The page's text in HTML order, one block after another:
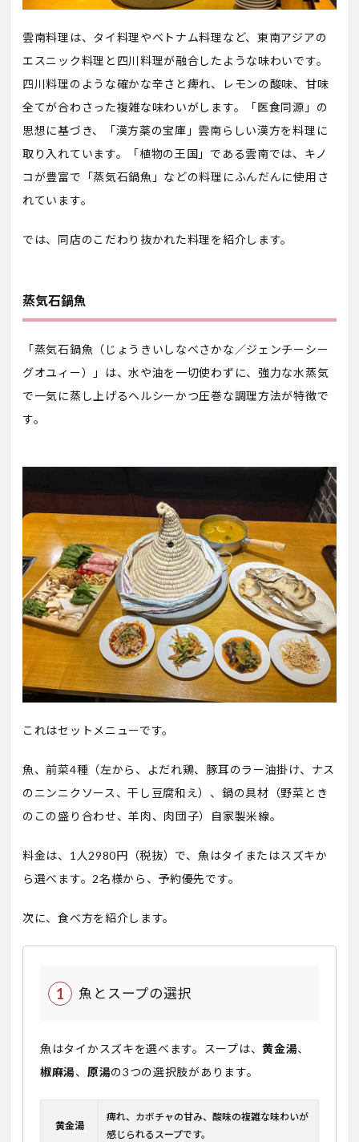
雲南料理は、タイ料理やベトナム料理など、東南アジアの
エスニック料理と四川料理が融合したような味わいです。
四川料理のような確かな辛さと痺れ、レモンの酸味、甘味
全てが合わさった複雑な味わいがします。「医食同源」の
思想に基づき、「漢方薬の宝庫」雲南らしい漢方を料理に
取り入れています。「植物の王国」である雲南では、キノ
コが豊富で「蒸気石鍋魚」などの料理にふんだんに使用さ
れています。
では、同店のこだわり抜かれた料理を紹介します。
蒸気石鍋魚
「蒸気石鍋魚（じょうきいしなべさかな／ジェンチーシー
グオユィー）」は、水や油を一切使わずに、強力な水蒸気
で一気に蒸し上げるヘルシーかつ圧巻な調理方法が特徴で
す。
これはセットメニューです。
魚、前菜4種（左から、よだれ鶏、豚耳のラー油掛け、ナス
のニンニクソース、干し豆腐和え）、鍋の具材（野菜とき
のこの盛り合わせ、羊肉、肉団子）自家製米線。
料金は、1人2980円（税抜）で、魚はタイまたはスズキか
ら選べます。2名様から、予約優先です。
次に、食べ方を紹介します。
魚とスープの選択
魚はタイかスズキを選べます。スープは、黄金湯、
椒麻湯、 原湯の3つの選択肢があります。
黄金湯
痺れ、カボチャの甘み、酸味の複雑な味わいが
感じられるスープです。